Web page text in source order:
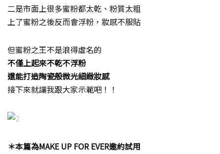
二是市面上很多蜜粉都太乾、粉質太粗
上了蜜粉之後反而會浮粉，妝感不服貼
但蜜粉之王不是浪得虛名的
不僅上起來不乾不浮粉
還能打造陶瓷般微光細緻妝感
接下來就讓我跟大家示範吧！！
＊本篇為MAKE UP FOR EVER邀約試用